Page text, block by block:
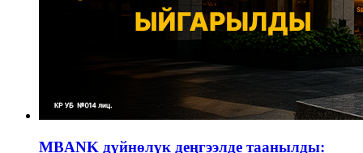
MBANK дүйнөлүк деңгээлде таанылды: